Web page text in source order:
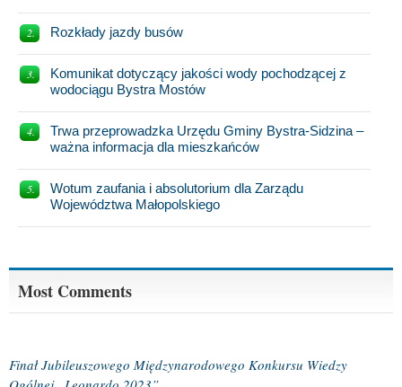
Rozkłady jazdy busów
Komunikat dotyczący jakości wody pochodzącej z
wodociągu Bystra Mostów
Trwa przeprowadzka Urzędu Gminy Bystra-Sidzina –
ważna informacja dla mieszkańców
Wotum zaufania i absolutorium dla Zarządu
Województwa Małopolskiego
Most Comments
Finał Jubileuszowego Międzynarodowego Konkursu Wiedzy